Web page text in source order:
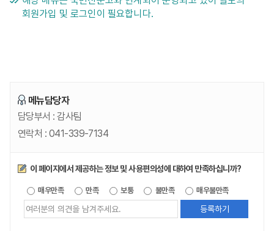
회원가입 및 로그인이 필요합니다.
메뉴담당자
담당부서 :감사팀
연락처 : 041-339-7134
만족도조사
이 페이지에서 제공하는 정보 및 사용편의성에 대하여 만족하십니까?
매우만족 만족 보통 불만족 매우불만족
정보에